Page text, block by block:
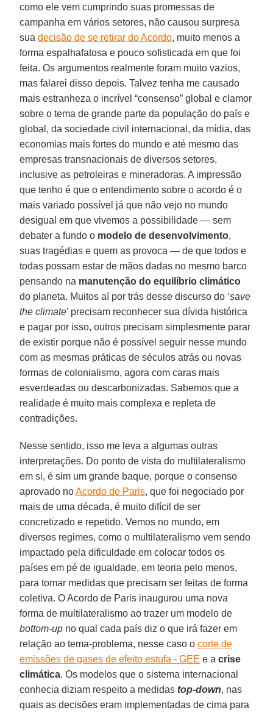
como ele vem cumprindo suas promessas de
campanha em vários setores, não causou surpresa
suadecisão de se retirar do Acordo, muito menos a
forma espalhafatosa e pouco sofisticada em que foi
feita. Os argumentos realmente foram muito vazios,
mas falarei disso depois. Talvez tenha me causado
mais estranheza o incrível “consenso” global e clamor
sobre o tema de grande parte da população do país e
global, da sociedade civil internacional, da mídia, das
economias mais fortes do mundo e até mesmo das
empresas transnacionais de diversos setores,
inclusive as petroleiras e mineradoras. A impressão
que tenho é que o entendimento sobre o acordo é o
mais variado possível já que não vejo no mundo
desigual em que vivemos a possibilidade — sem
debater a fundo o modelo de desenvolvimento,
suas tragédias e quem as provoca — de que todos e
todas possam estar de mãos dadas no mesmo barco
pensando na manutenção do equilíbrio climático
do planeta. Muitos aí por trás desse discurso do ‘save
the climate’ precisam reconhecer sua dívida histórica
e pagar por isso, outros precisam simplesmente parar
de existir porque não é possível seguir nesse mundo
com as mesmas práticas de séculos atrás ou novas
formas de colonialismo, agora com caras mais
esverdeadas ou descarbonizadas. Sabemos que a
realidade é muito mais complexa e repleta de
contradições.
Nesse sentido, isso me leva a algumas outras
interpretações. Do ponto de vista do multilateralismo
em si, é sim um grande baque, porque o consenso
aprovado noAcordo de Paris, que foi negociado por
mais de uma década, é muito difícil de ser
concretizado e repetido. Vemos no mundo, em
diversos regimes, como o multilateralismo vem sendo
impactado pela dificuldade em colocar todos os
países em pé de igualdade, em teoria pelo menos,
para tomar medidas que precisam ser feitas de forma
coletiva. O Acordo de Paris inaugurou uma nova
forma de multilateralismo ao trazer um modelo de
bottom-up no qual cada país diz o que irá fazer em
relação ao tema-problema, nesse caso ocorte de
emissões de gases de efeito estufa - GEE e acrise
climática. Os modelos que o sistema internacional
conhecia diziam respeito a medidastop-down, nas
quais as decisões eram implementadas de cima para